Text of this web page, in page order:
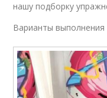
нашу подборку
Варианты выполнения